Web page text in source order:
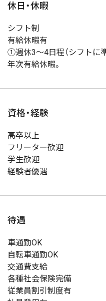
休日・休暇
シフト制
有給休暇有
①週休3～4日程（シフトに準
年次有給休暇。
資格・経験
高卒以上
フリーター歓迎
学生歓迎
経験者優遇
待遇
車通勤OK
自転車通勤OK
交通費支給
各種社会保険完備
従業員割引制度有